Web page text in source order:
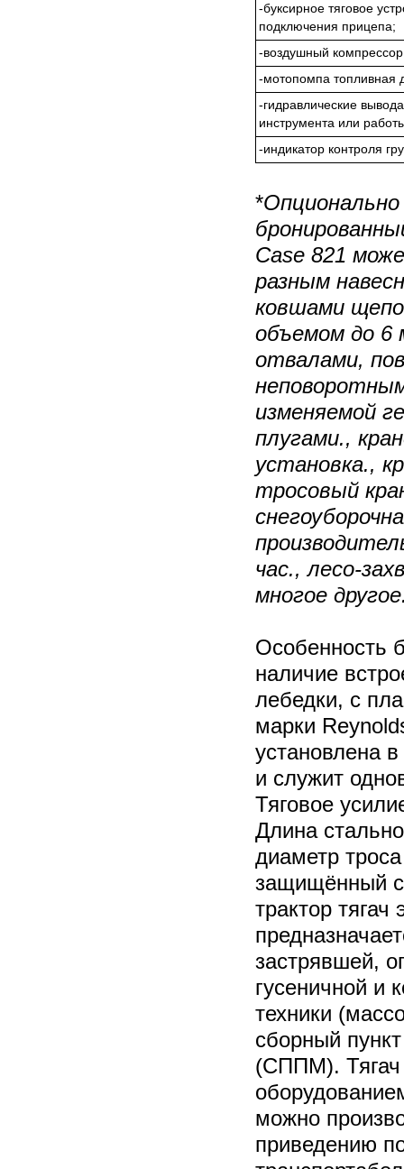
-буксирное тяговое
подключения прицепа;
-воздушный компрессор
-мотопомпа топливная
-гидравлические
инструмента или
-индикатор контроля
*
Case 821
разным
ковшами
объемом до 6
отвалами,
изменяемой
плугами.,
установка.,
тросовый
час., лесо-
многое
Особенность
наличие
лебедки, с
марки
установлена
и служит
Тяговое
Длина
диаметр
защищённый с
трактор
застрявшей,
гусеничной и
техники
сборный
(СППМ). Тягач
можно
приведению